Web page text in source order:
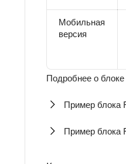
Мобильная
версия
Подробнее о
Пример блока
Пример блока